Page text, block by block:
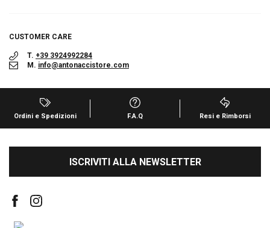
CUSTOMER CARE
T. +39 3924992284
M. info@antonaccistore.com
Ordini e Spedizioni F.A.Q Resi e Rimborsi
ISCRIVITI ALLA NEWSLETTER